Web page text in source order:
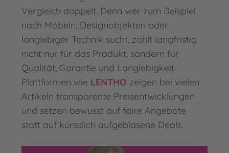
Vergleich doppelt. Denn wer zum Beispiel
nach Möbeln, Designobjekten oder
langlebiger Technik sucht, zahlt langfristig
nicht nur für das Produkt, sondern für
Qualität, Garantie und Langlebigkeit.
Plattformen wie LENTHO zeigen bei vielen
Artikeln transparente Preisentwicklungen
und setzen bewusst auf faire Angebote
statt auf künstlich aufgeblasene Deals.